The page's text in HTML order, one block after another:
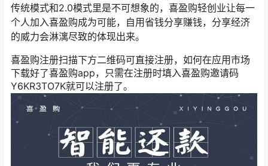
传统模式和2.0模式里是不可想象的，喜盈购轻创业让每一
个人加入喜盈购成为可能，自用省钱分享赚钱，分享经济
的威力会淋漓尽致的体现出来。
喜盈购注册扫描下方二维码可直接注册，如何在应用市场
下载好了喜盈购app，只需在注册时填入喜盈购邀请码
Y6KR3TO7K就可以注册了。